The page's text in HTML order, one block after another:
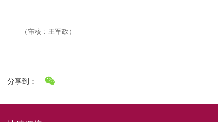
（审核：王军政）
分享到：